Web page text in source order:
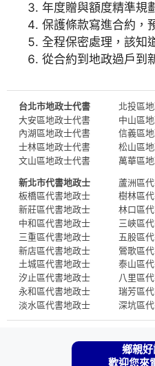
年度贈與額度精準規
保護條款寫進合約，
全程保密處理，該知
從合約到地政過戶到
台北市地政士代書
大安區地政士代書
內湖區地政士代書
士林區地政士代書
文山區地政士代書
北投區
中山區
信義區
松山區
萬華區
新北市代書地政士
板橋區代書地政士
新莊區代書地政士
中和區代書地政士
三重區代書地政士
新店區代書地政士
土城區代書地政士
汐止區代書地政士
永和區代書地政士
淡水區代書地政士
蘆洲區
樹林區
林口區
三峽區
五股區
鶯歌區
泰山區
八里區
瑞芳區
深坑區
鄉親
歡迎您來